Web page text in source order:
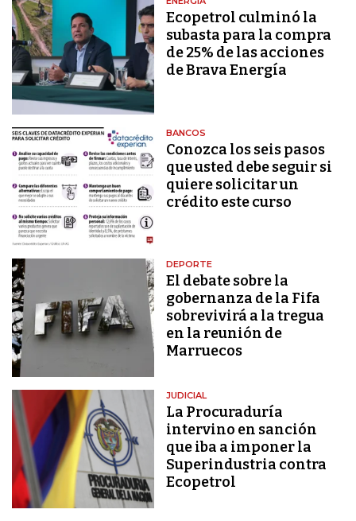
Ecopetrol culminó la
subasta para la compra
de 25% de las acciones
de Brava Energía
BANCOS
Conozca los seis pasos
que usted debe seguir si
quiere solicitar un
crédito este curso
DEPORTE
El debate sobre la
gobernanza de la Fifa
sobrevivirá a la tregua
en la reunión de
Marruecos
JUDICIAL
La Procuraduría
intervino en sanción
que iba a imponer la
Superindustria contra
Ecopetrol